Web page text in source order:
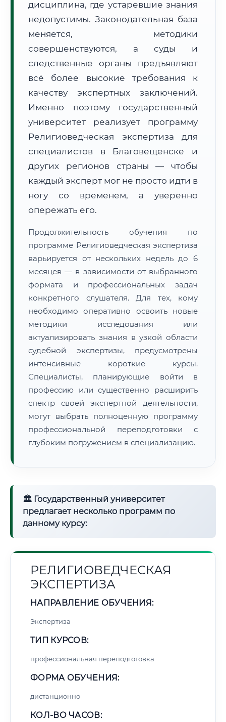
Формат учебы:
Дистанционно
🗺️ Зона обслуживания: г. Благовещенск
• Маршрут транзита: ~3 001 км
📜 Документы и аккредитация ФИС ФРДО
🔍 Нажмите на документ для увеличения и просмотра
дисциплина, где устаревшие знания
недопустимы. Законодательная база
меняется, методики
совершенствуются, а суды и
следственные органы предъявляют
всё более высокие требования к
качеству экспертных заключений.
Именно поэтому государственный
университет реализует программу
Религиоведческая экспертиза для
специалистов в Благовещенске и
других регионов страны — чтобы
каждый эксперт мог не просто идти в
ногу со временем, а уверенно
опережать его.
Продолжительность обучения по
программе Религиоведческая экспертиза
варьируется от нескольких недель до 6
месяцев — в зависимости от выбранного
формата и профессиональных задач
конкретного слушателя. Для тех, кому
необходимо оперативно освоить новые
методики исследования или
актуализировать знания в узкой области
судебной экспертизы, предусмотрены
интенсивные короткие курсы.
Специалисты, планирующие войти в
профессию или существенно расширить
спектр своей экспертной деятельности,
могут выбрать полноценную программу
профессиональной переподготовки с
глубоким погружением в специализацию.
🏛 Государственный университет
предлагает несколько программ по
данному курсу:
РЕЛИГИОВЕДЧЕСКАЯ
ЭКСПЕРТИЗА
НАПРАВЛЕНИЕ ОБУЧЕНИЯ:
Экспертиза
ТИП КУРСОВ:
профессиональная переподготовка
ФОРМА ОБУЧЕНИЯ:
дистанционно
КОЛ-ВО ЧАСОВ: